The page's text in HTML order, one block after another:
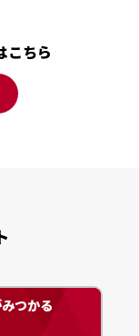
こちら
つかる